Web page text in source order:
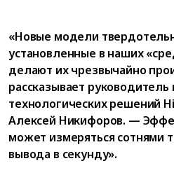
«Новые модели
установленные в наших
делают их чрезвычайно
рассказывает
технологических решений
Алексей Никифоров. —
может измеряться сотнями
вывода в секунду».